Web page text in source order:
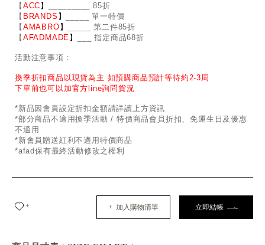
【 ACC 】
____ 85折
【 BRANDS 】
_ 單一特價
【 AMABRO 】
_ 第二件85折
【 AFADMADE 】 ___ 指定商品68折
活動注意事項：
換季折扣商品以現貨為主 如預購商品預計等待約2-3周
下單前也可以加官方line詢問貨況
*新品因會員設定折扣金額請詳讀上方資訊
*部分商品不適用換季活動 / 特價商品會員折扣、免運生日及優惠
不適用
*新會員贈送紅利不適用特價商品
*afad保有最終活動修改之權利
+ + 加入購物清單 立即結帳